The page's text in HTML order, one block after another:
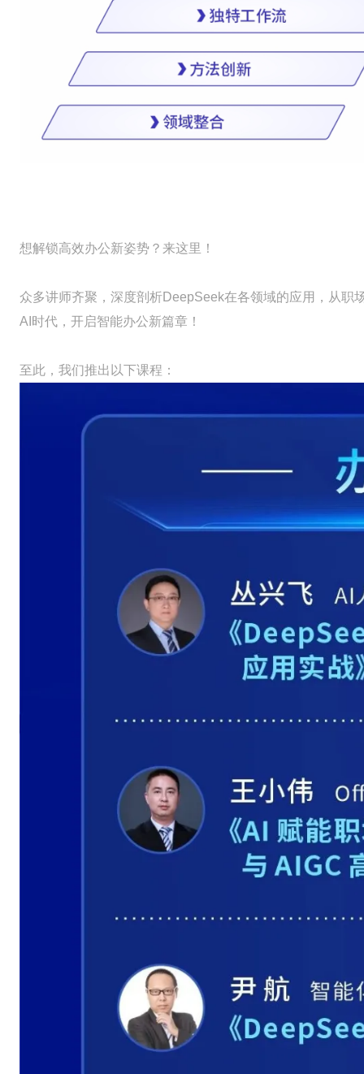
想解锁高效办公新姿势？来这里！
众多讲师齐聚，深度剖析DeepSeek在各领域的应用，从职
AI时代，开启智能办公新篇章！
至此，我们推出以下课程：